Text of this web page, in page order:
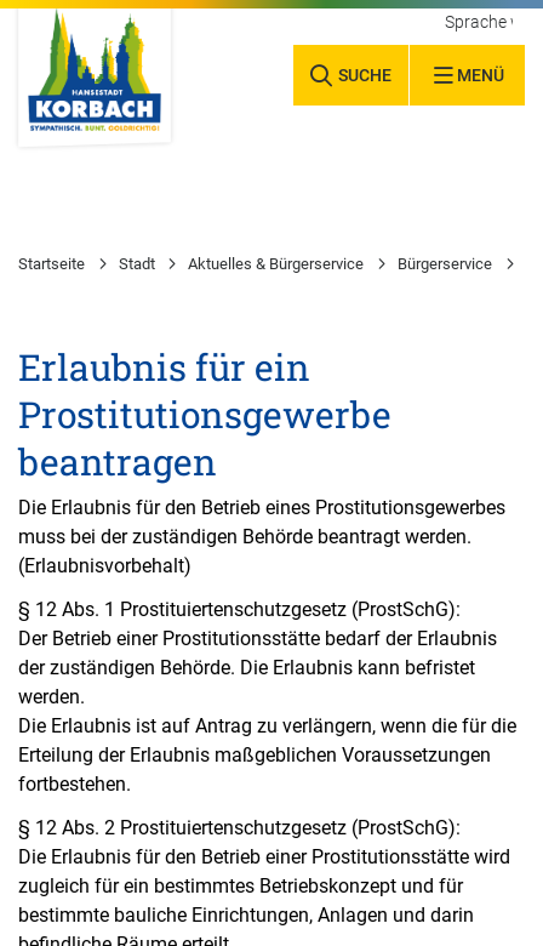
SUCHE MENÜ
Sprache
Startseite Stadt Aktuelles & Bürgerservice Bürgerservice
Erlaubnis für ein
Prostitutionsgewerbe
beantragen
Die Erlaubnis für den Betrieb eines Prostitutionsgewerbes
muss bei der zuständigen Behörde beantragt werden.
(Erlaubnisvorbehalt)
§ 12 Abs. 1 Prostituiertenschutzgesetz (ProstSchG):
Der Betrieb einer Prostitutionsstätte bedarf der Erlaubnis
der zuständigen Behörde. Die Erlaubnis kann befristet
werden.
Die Erlaubnis ist auf Antrag zu verlängern, wenn die für die
Erteilung der Erlaubnis maßgeblichen Voraussetzungen
fortbestehen.
§ 12 Abs. 2 Prostituiertenschutzgesetz (ProstSchG):
Die Erlaubnis für den Betrieb einer Prostitutionsstätte wird
zugleich für ein bestimmtes Betriebskonzept und für
bestimmte bauliche Einrichtungen, Anlagen und darin